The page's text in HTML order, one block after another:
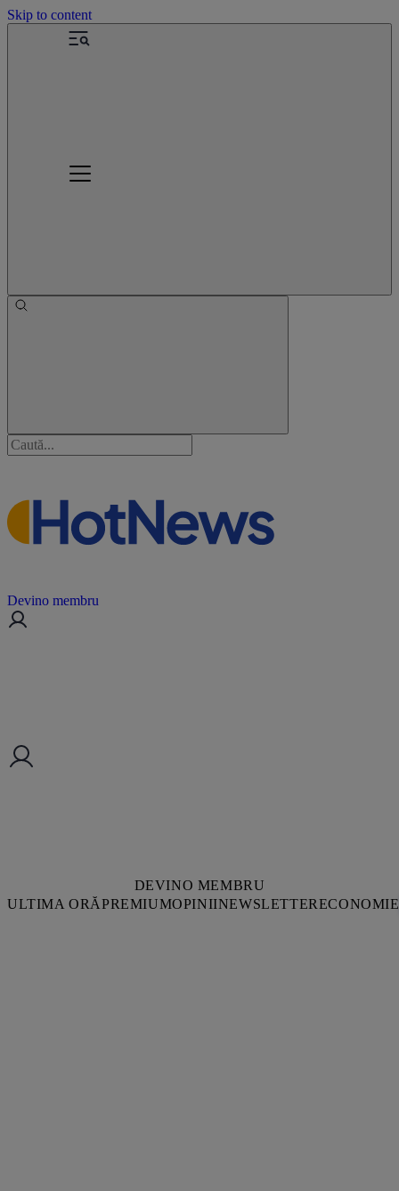
Skip to content
Devino membru
DEVINO MEMBRU
ULTIMA ORĂPREMIUMOPINIINEWSLETTERECONOMIE